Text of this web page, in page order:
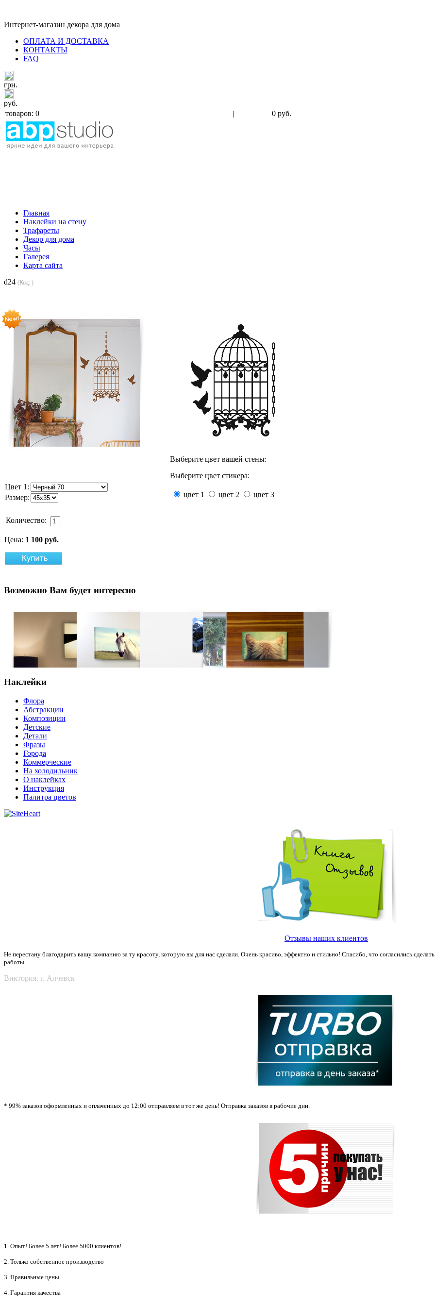
Интернет-магазин декора для дома
ОПЛАТА И ДОСТАВКА
КОНТАКТЫ
FAQ
грн.
руб.
товаров: 0
| 0 руб.
Главная
Наклейки на стену
Трафареты
Декор для дома
Часы
Галерея
Карта сайта
d24 (Код: )
Цвет 1:
Размер:
Количество:
Цена: 1 100 руб.
Выберите цвет вашей стены:
Выберите цвет стикера:
цвет 1 цвет 2 цвет 3
Возможно Вам будет интересно
Наклейки
Флора
Абстракции
Композиции
Детские
Детали
Фразы
Города
Коммерческие
На холодильник
О наклейках
Инструкция
Палитра цветов
Отзывы наших клиентов
Не перестану благодарить вашу компанию за ту красоту, которую вы для нас сделали. Очень красиво, эффектно и стильно! Спасибо, что согласились
работы.
Виктория, г. Алчевск
* 99% заказов оформленных и оплаченных до 12:00 отправляем в тот же день! Отправка заказов в рабочие дни.
1. Опыт! Более 5 лет! Более 5000 клиентов!
2. Только собственное производство
3. Правильные цены
4. Гарантия качества